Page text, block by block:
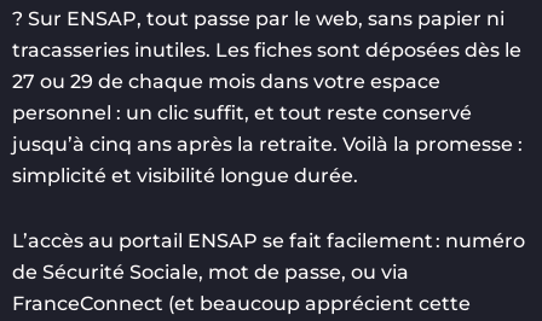
? Sur ENSAP, tout passe par le web, sans papier ni
tracasseries inutiles. Les fiches sont déposées dès le
27 ou 29 de chaque mois dans votre espace
personnel : un clic suffit, et tout reste conservé
jusqu’à cinq ans après la retraite. Voilà la promesse :
simplicité et visibilité longue durée.
L’accès au portail ENSAP se fait facilement : numéro
de Sécurité Sociale, mot de passe, ou via
FranceConnect (et beaucoup apprécient cette